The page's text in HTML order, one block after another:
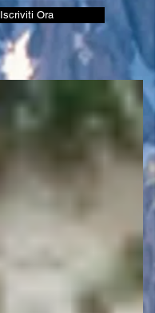
Iscriviti Ora